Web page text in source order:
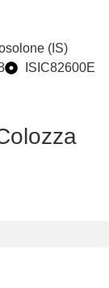
(IS)
ISIC82600E